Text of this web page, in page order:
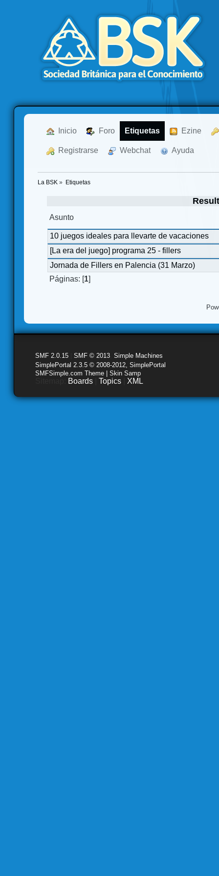
Inicio Foro Etiquetas Ezine
Registrarse Webchat Ayuda
La BSK » Etiquetas
Asunto
10 juegos ideales para llevarte de vacaciones
[La era del juego] programa 25 - fillers
Jornada de Fillers en Palencia (31 Marzo)
Páginas: [1]
SMF 2.0.15 SMF © 2013 Simple Machines
SimplePortal 2.3.5 © 2008-2012, SimplePortal
SMFSimple.com Theme | Skin Samp
Boards Topics XML